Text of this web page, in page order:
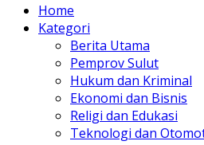
Home
Kategori
Berita Utama
Pemprov Sulut
Hukum dan Kriminal
Ekonomi dan Bisnis
Religi dan Edukasi
Teknologi dan